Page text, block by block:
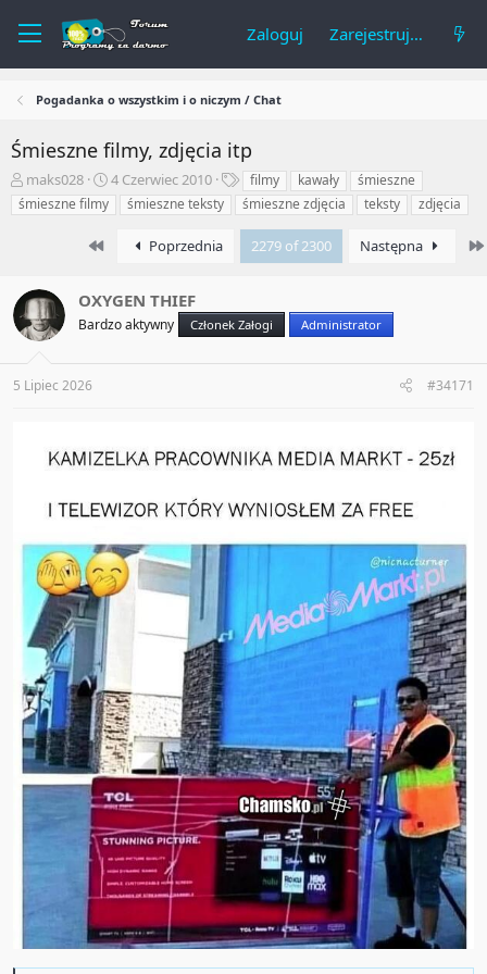
Zaloguj Zarejestruj się
Pogadanka o wszystkim i o niczym / Chat
Śmieszne filmy, zdjęcia itp
A
u
t
e
m
a
maks028
R
o
z
z
t
4 Czerwiec 2010
T
a
g
filmy kawały
śmieszne
śmieszne filmy
śmieszne teksty śmieszne zdjęcia teksty zdjęcia
First Poprzednia 2279 of 2300 Następna
OXYGEN THIEF
Bardzo aktywny Członek Załogi Administrator
5 Lipiec 2026 #34171